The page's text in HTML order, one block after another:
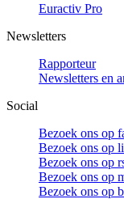
Euractiv Pro
Newsletters
Rapporteur
Newsletters en
Social
Bezoek ons op
Bezoek ons op
Bezoek ons op
Bezoek ons op
Bezoek ons op